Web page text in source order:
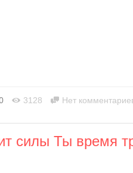
3128 Нет
силы Ты время